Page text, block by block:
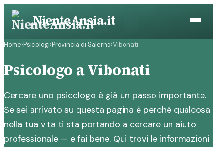
Vai
contenuto
NienteAnsia.it
Home›Psicologi›Provincia di Salerno›Vibonati
Psicologo a Vibonati
Cercare uno psicologo è già un passo importante.
Se sei arrivato su questa pagina è perché qualcosa
nella tua vita ti sta portando a cercare un aiuto
professionale — e fai bene. Qui trovi le informazioni